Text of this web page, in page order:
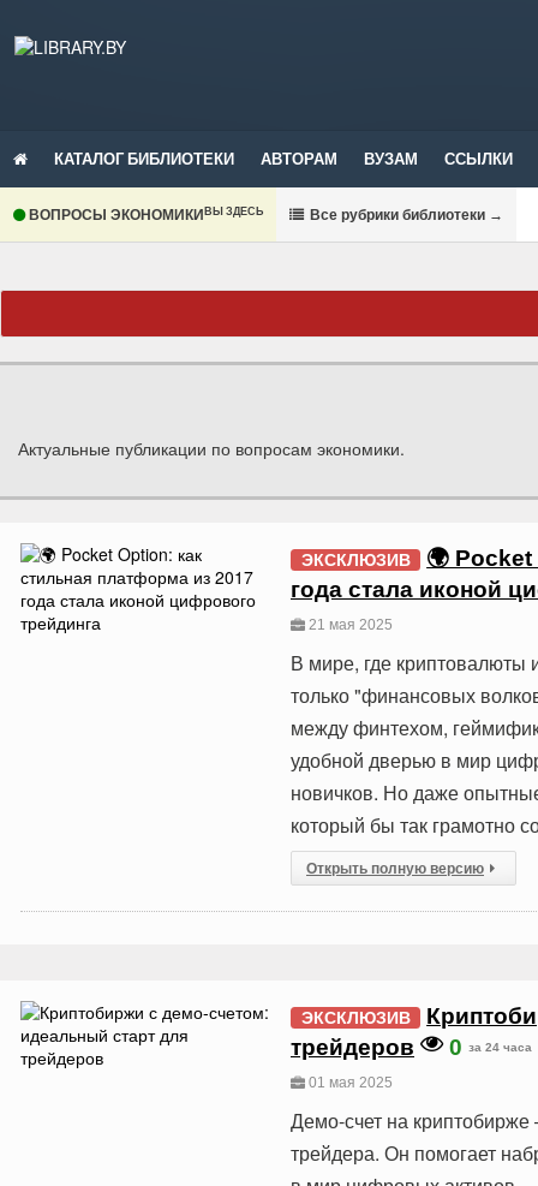
КАТАЛОГ БИБЛИОТЕКИ АВТОРАМ ВУЗАМ ССЫЛКИ
ВОПРОСЫ ЭКОНОМИКИВЫ ЗДЕСЬ Все рубрики библиотеки →
Актуальные публикации по вопросам экономики.
ЭКСКЛЮЗИВ
🌍
года стала иконой
21 мая 2025
В мире, где криптовалюты
только "финансовых
между финтехом,
удобной дверью в мир
новичков. Но даже
который бы так грамотно
Открыть полную версию
ЭКСКЛЮЗИВ
трейдеров
0 за 24 часа
01 мая 2025
Демо-счет на
трейдера. Он помогает